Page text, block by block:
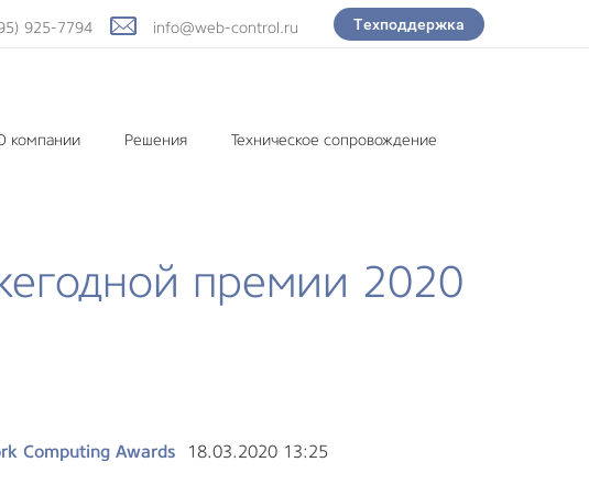
info@web-control.ru
925-7794 Техподдержка
компании Решения Техническое сопровождение
премии 2020
Computing Awards 18.03.2020 13:25